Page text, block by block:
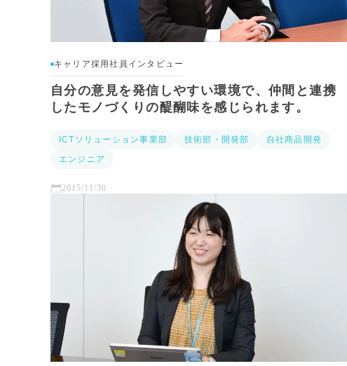
キャリア採用社員インタビュー
自分の意見を発信しやすい環境で、仲間と連携
したモノづくりの醍醐味を感じられます。
ICTソリューション事業部 技術部・開発部
自社商品開発
エンジニア
2015/11/30